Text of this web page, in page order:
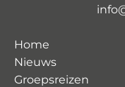
Home
Nieuws
Groepsreizen